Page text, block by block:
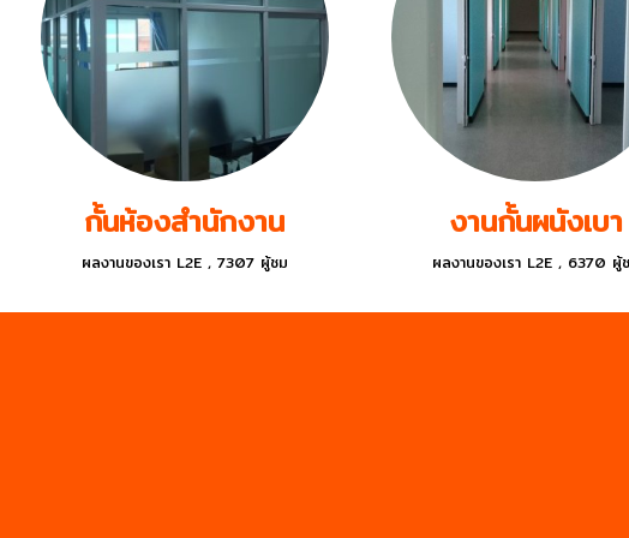
กั้นห้องสำนักงาน
ผลงานของเรา L2E, 7307 ผู้ชม
งานกั้นผนังเบา
ผลงานของเรา L2E, 6370 ผู้